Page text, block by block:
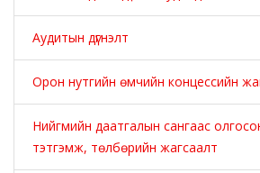
Аудитын дүгнэлт
Орон нутгийн өмчийн концессийн
Нийгмийн даатгалын сангаас
тэтгэмж, төлбөрийн жагсаалт